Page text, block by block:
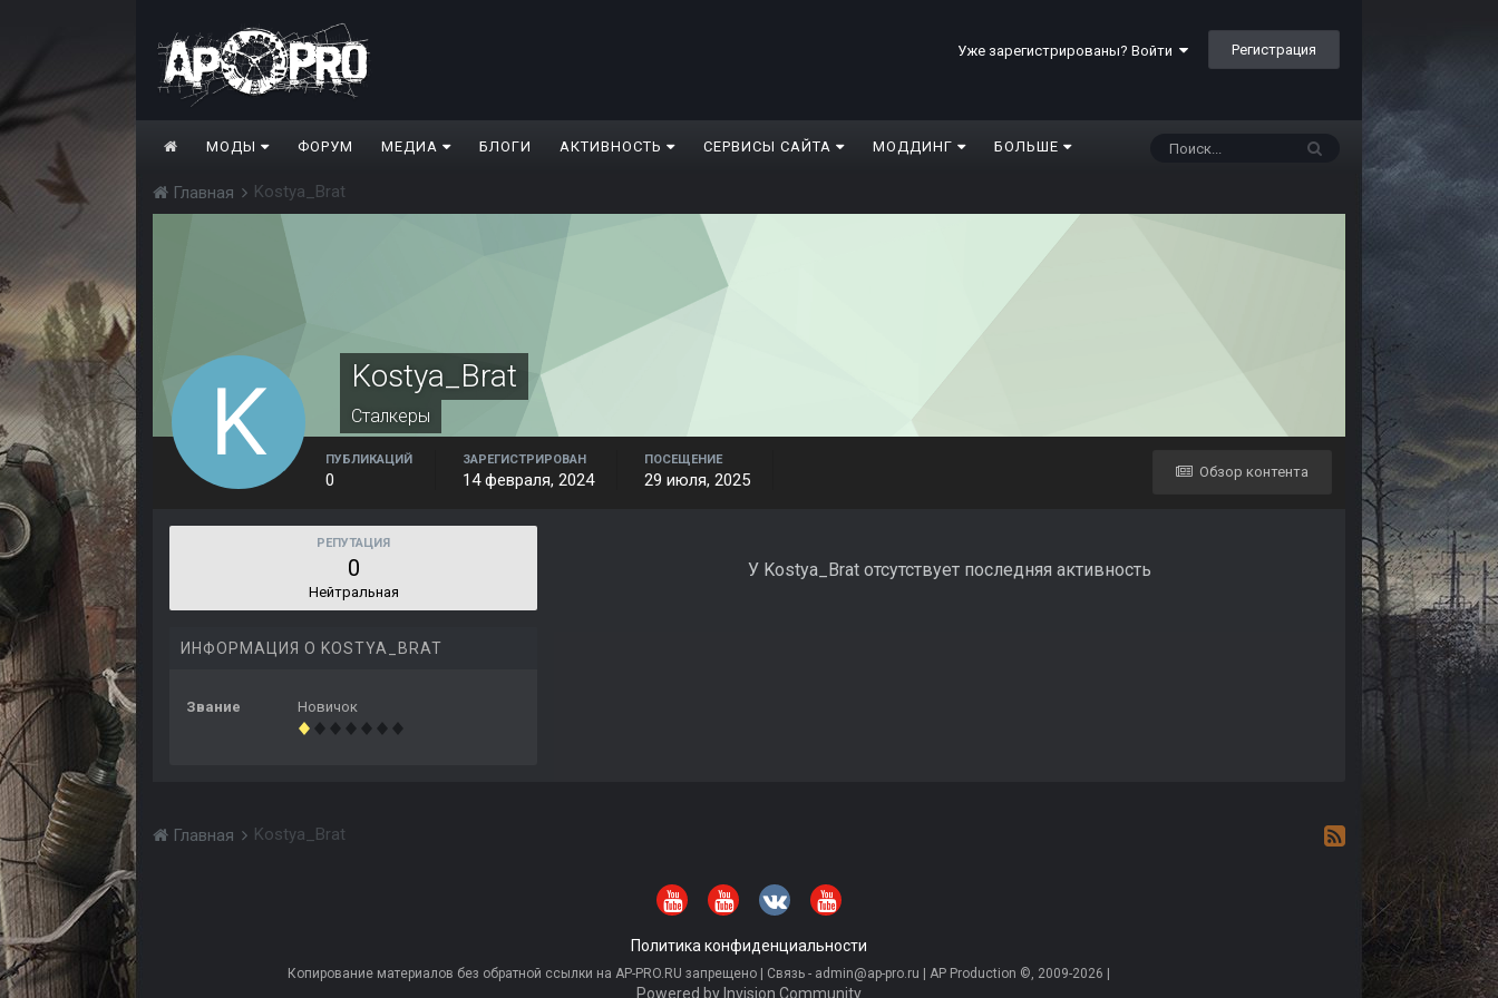
Уже зарегистрированы? Войти Регистрация
МОДЫ ФОРУМ МЕДИА БЛОГИ АКТИВНОСТЬ СЕРВИСЫ САЙТА МОДДИНГ БОЛЬШЕ
Главная Kostya_Brat
Kostya_Brat
Сталкеры
Обзор контента
ПУБЛИКАЦИЙ
0
ЗАРЕГИСТРИРОВАН
14 февраля, 2024
ПОСЕЩЕНИЕ
29 июля, 2025
РЕПУТАЦИЯ
0
Нейтральная
ИНФОРМАЦИЯ О KOSTYA_BRAT
Звание Новичок
У Kostya_Brat отсутствует последняя активность
Главная Kostya_Brat
Политика конфиденциальности
Копирование материалов без обратной ссылки на AP-PRO.RU запрещено | Связь - admin@ap-pro.ru | AP Production ©, 2009-2026 |
Powered by Invision Community